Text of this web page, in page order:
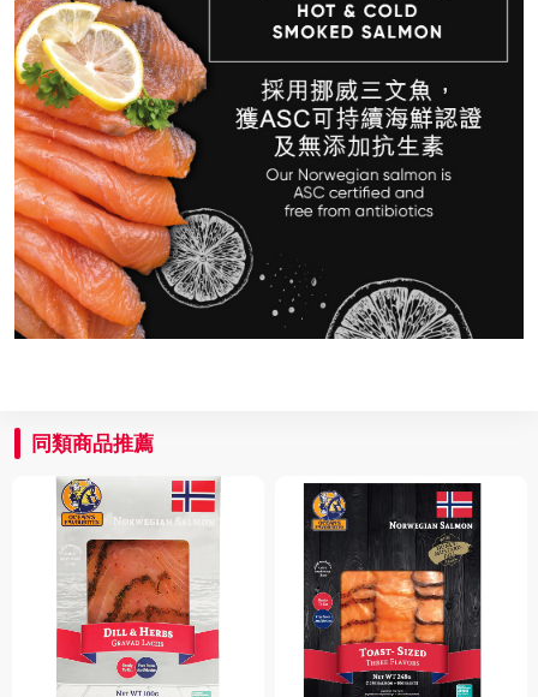
同類商品推薦